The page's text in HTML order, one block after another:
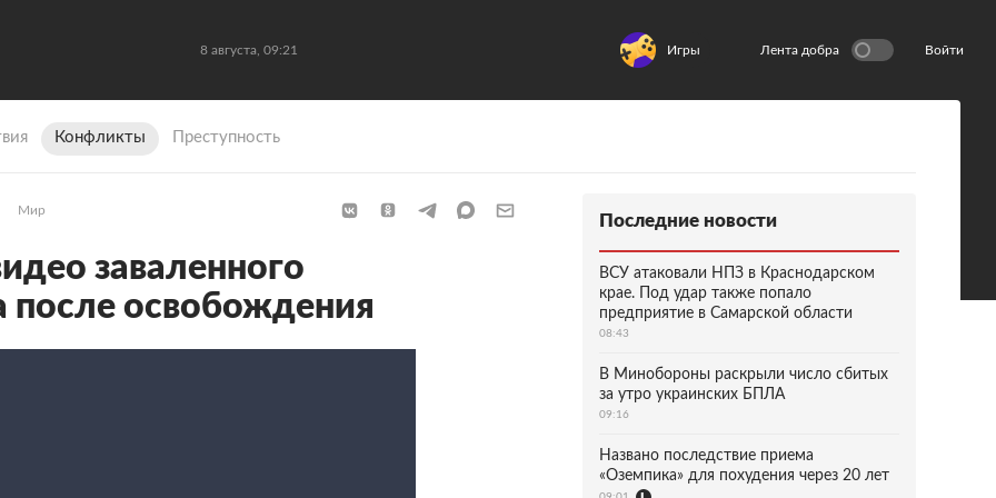
8 августа, 09:21 Игры Лента добра Войти
Конфликты Преступность
Мир
заваленного
после освобождения
Последние новости
ВСУ атаковали НПЗ в Краснодарском
крае. Под удар также попало
предприятие в Самарской области
08:43
В Минобороны раскрыли число сбитых
за утро украинских БПЛА
09:16
Названо последствие приема
«Оземпика» для похудения через 20 лет